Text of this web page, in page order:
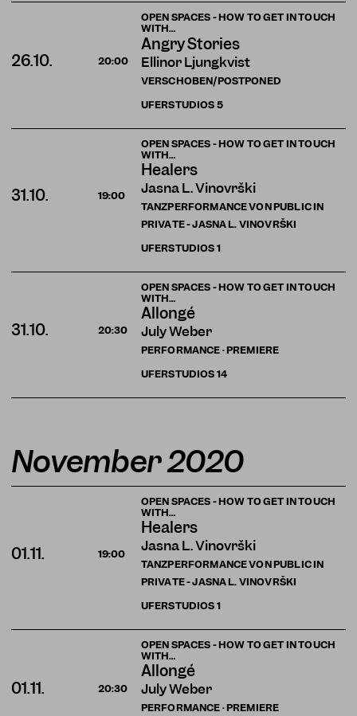
OPEN SPACES - HOW TO GET IN TOUCH
WITH…
Angry Stories
Ellinor Ljungkvist
VERSCHOBEN/POSTPONED
26.10. 20:00
UFERSTUDIOS5
OPEN SPACES - HOW TO GET IN TOUCH
WITH…
Healers
Jasna L. Vinovrški
TANZPERFORMANCE VON PUBLIC IN
PRIVATE - JASNA L. VINOVRŠKI
31.10. 19:00
UFERSTUDIOS1
OPEN SPACES - HOW TO GET IN TOUCH
WITH…
Allongé
July Weber
PERFORMANCE · PREMIERE
31.10. 20:30
UFERSTUDIOS14
November 2020
OPEN SPACES - HOW TO GET IN TOUCH
WITH…
Healers
Jasna L. Vinovrški
TANZPERFORMANCE VON PUBLIC IN
PRIVATE - JASNA L. VINOVRŠKI
01.11. 19:00
UFERSTUDIOS1
OPEN SPACES - HOW TO GET IN TOUCH
WITH…
Allongé
July Weber
PERFORMANCE · PREMIERE
01.11. 20:30